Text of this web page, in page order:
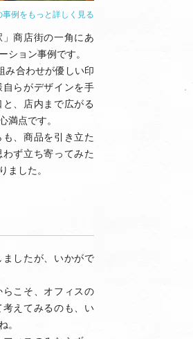
例をもっと詳しく見る
商店街の一角にあ
ション事例です。
み合わせが優しい印
らがデザインを手
、店内まで広がる
満点です。
、商品を引き立た
ず立ち寄ってみた
ました。
したが、いかがで
こそ、オフィスの
えてみるのも、い
。